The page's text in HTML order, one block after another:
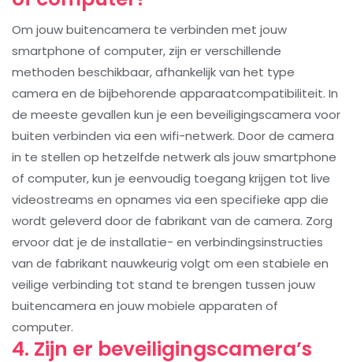
Om jouw buitencamera te verbinden met jouw
smartphone of computer, zijn er verschillende
methoden beschikbaar, afhankelijk van het type
camera en de bijbehorende apparaatcompatibiliteit. In
de meeste gevallen kun je een beveiligingscamera voor
buiten verbinden via een wifi-netwerk. Door de camera
in te stellen op hetzelfde netwerk als jouw smartphone
of computer, kun je eenvoudig toegang krijgen tot live
videostreams en opnames via een specifieke app die
wordt geleverd door de fabrikant van de camera. Zorg
ervoor dat je de installatie- en verbindingsinstructies
van de fabrikant nauwkeurig volgt om een stabiele en
veilige verbinding tot stand te brengen tussen jouw
buitencamera en jouw mobiele apparaten of
computer.
4. Zijn er beveiligingscamera’s